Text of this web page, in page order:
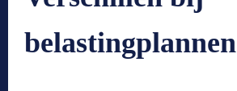
belastingplannen